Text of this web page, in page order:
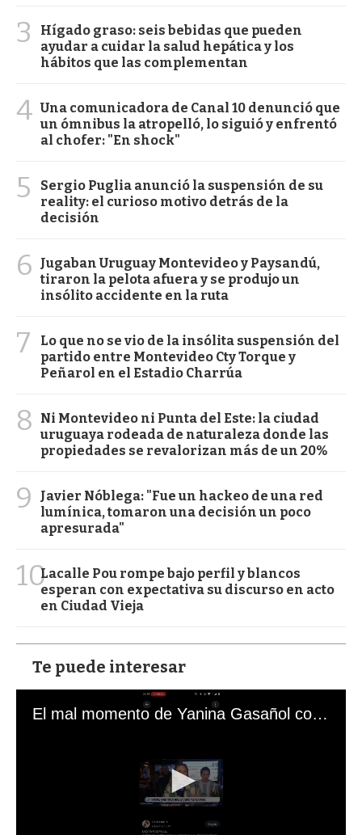
3
Hígado graso: seis bebidas que pueden
ayudar a cuidar la salud hepática y los
hábitos que las complementan
4 Una comunicadora de Canal 10 denunció que
un ómnibus la atropelló, lo siguió y enfrentó
al chofer: "En shock"
5
Sergio Puglia anunció la suspensión de su
reality: el curioso motivo detrás de la
decisión
6
Jugaban Uruguay Montevideo y Paysandú,
tiraron la pelota afuera y se produjo un
insólito accidente en la ruta
7
Lo que no se vio de la insólita suspensión del
partido entre Montevideo Cty Torque y
Peñarol en el Estadio Charrúa
8
Ni Montevideo ni Punta del Este: la ciudad
uruguaya rodeada de naturaleza donde las
propiedades se revalorizan más de un 20%
9
Javier Nóblega: "Fue un hackeo de una red
lumínica, tomaron una decisión un poco
apresurada"
10Lacalle Pou rompe bajo perfil y blancos
esperan con expectativa su discurso en acto
en Ciudad Vieja
Te puede interesar
El mal momento de Yanina Gasañol con un hincha argentino en "Subrayado"